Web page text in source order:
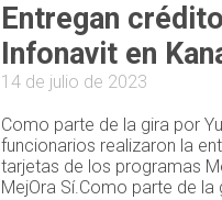
Entregan
Infonavit en
14 de julio de 2023
Como parte de la gira por
funcionarios realizaron la
tarjetas de los programas
MejOra Sí.Como parte de la